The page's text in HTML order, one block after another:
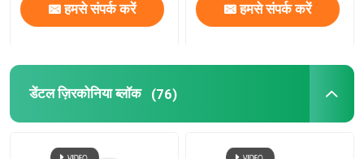
हमसे संपर्क करें हमसे संपर्क करें
डेंटल ज़िरकोनिया ब्लॉक (76)